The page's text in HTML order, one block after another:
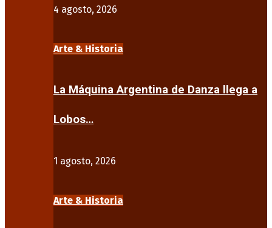
4 agosto, 2026
Arte & Historia
La Máquina Argentina de Danza llega a
Lobos…
1 agosto, 2026
Arte & Historia